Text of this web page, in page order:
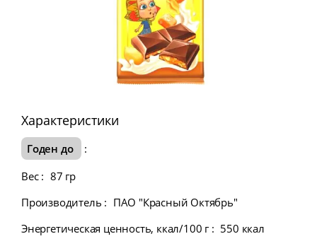
Характеристики
Годен до
:
Вес : 87 гр
Производитель : ПАО "Красный Октябрь"
Энергетическая ценность, ккал/100 г : 550 ккал